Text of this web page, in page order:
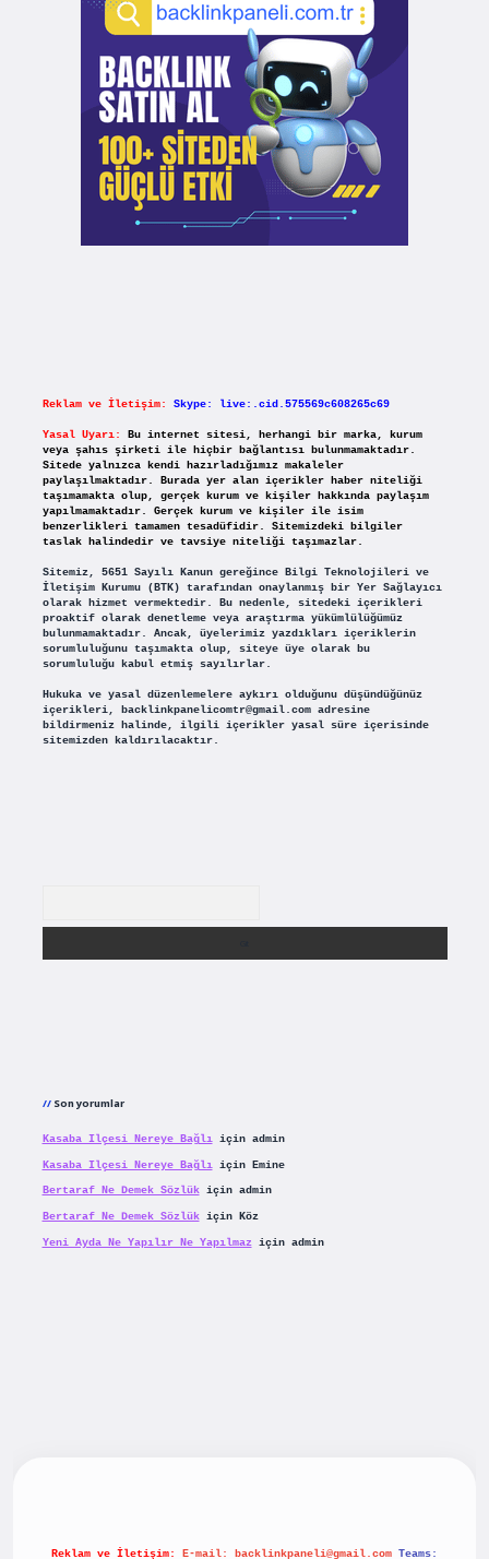
Reklam ve İletişim: Skype: live:.cid.575569c608265c69
Yasal Uyarı:
Bu internet sitesi, herhangi bir marka, kurum
veya şahıs şirketi ile hiçbir bağlantısı bulunmamaktadır.
Sitede yalnızca kendi hazırladığımız makaleler
paylaşılmaktadır. Burada yer alan içerikler haber niteliği
taşımamakta olup, gerçek kurum ve kişiler hakkında paylaşım
yapılmamaktadır. Gerçek kurum ve kişiler ile isim
benzerlikleri tamamen tesadüfidir. Sitemizdeki bilgiler
taslak halindedir ve tavsiye niteliği taşımazlar.
Sitemiz, 5651 Sayılı Kanun gereğince Bilgi Teknolojileri ve
İletişim Kurumu (BTK) tarafından onaylanmış bir Yer Sağlayıcı
olarak hizmet vermektedir. Bu nedenle, sitedeki içerikleri
proaktif olarak denetleme veya araştırma yükümlülüğümüz
bulunmamaktadır. Ancak, üyelerimiz yazdıkları içeriklerin
sorumluluğunu taşımakta olup, siteye üye olarak bu
sorumluluğu kabul etmiş sayılırlar.
Hukuka ve yasal düzenlemelere aykırı olduğunu düşündüğünüz
içerikleri, backlinkpanelicomtr@gmail.comadresine
bildirmeniz halinde, ilgili içerikler yasal süre içerisinde
sitemizden kaldırılacaktır.
Son yorumlar
Kasaba Ilçesi Nereye Bağlıiçin admin
Kasaba Ilçesi Nereye Bağlıiçin Emine
Bertaraf Ne Demek Sözlükiçin admin
Bertaraf Ne Demek Sözlükiçin Köz
Yeni Ayda Ne Yapılır Ne Yapılmaziçin admin
Reklam ve İletişim: E-mail: backlinkpaneli@gmail.com Teams: